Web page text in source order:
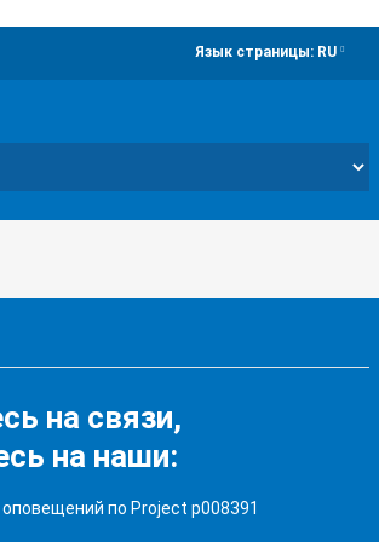
Язык страницы: RU
на связи,
на наши:
по Project p008391